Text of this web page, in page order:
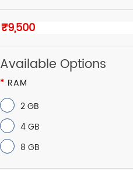
Available Options
RAM
2 GB
4 GB
8 GB